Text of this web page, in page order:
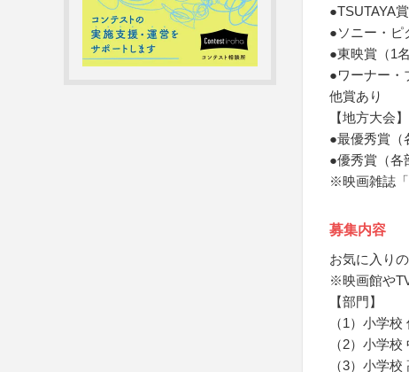
●TSUTAYA
●ソニー・ピ
●東映賞（1名
●ワーナー・
他賞あり
【地方大会】
●最優秀賞（
●優秀賞（各
※映画雑誌
募集内容
お気に入り
※映画館や
【部門】
（1）小学
（2）小学
（3）小学